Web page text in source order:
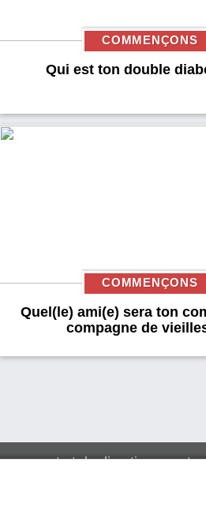
COMMENÇONS
Qui est ton double
COMMENÇONS
Quel(le) ami(e) sera ton
compagne de
et de divertissement